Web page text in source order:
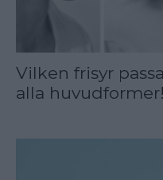
Vilken frisyr
alla huvudformer!